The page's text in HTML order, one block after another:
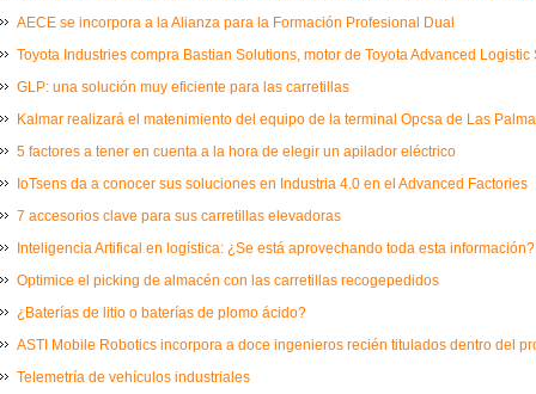
AECE se incorpora a la Alianza para la Formación Profesional Dual
Toyota Industries compra Bastian Solutions, motor de Toyota Advanced Logistic
GLP: una solución muy eficiente para las carretillas
Kalmar realizará el matenimiento del equipo de la terminal Opcsa de Las
5 factores a tener en cuenta a la hora de elegir un apilador eléctrico
IoTsens da a conocer sus soluciones en Industria 4.0 en el Advanced Factories
7 accesorios clave para sus carretillas elevadoras
Inteligencia Artifical en logística: ¿Se está aprovechando toda esta información?
Optimice el picking de almacén con las carretillas recogepedidos
¿Baterías de litio o baterías de plomo ácido?
ASTI Mobile Robotics incorpora a doce ingenieros recién titulados dentro del
Telemetría de vehículos industriales